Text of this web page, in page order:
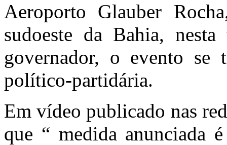
Aeroporto Glauber
sudoeste da Bahia,
governador, o evento se
político-partidária.
Em vídeo publicado nas
que “ medida anunciada